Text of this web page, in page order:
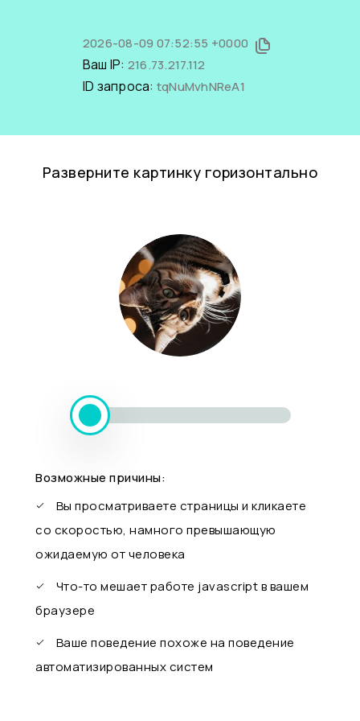
2026-08-09 07:52:55 +0000
Ваш IP: 216.73.217.112
ID запроса: tqNuMvhNReA1
Разверните картинку горизонтально
Возможные причины:
Вы просматриваете страницы и кликаете
со скоростью, намного превышающую
ожидаемую от человека
Что-то мешает работе javascript в вашем
браузере
Ваше поведение похоже на поведение
автоматизированных систем